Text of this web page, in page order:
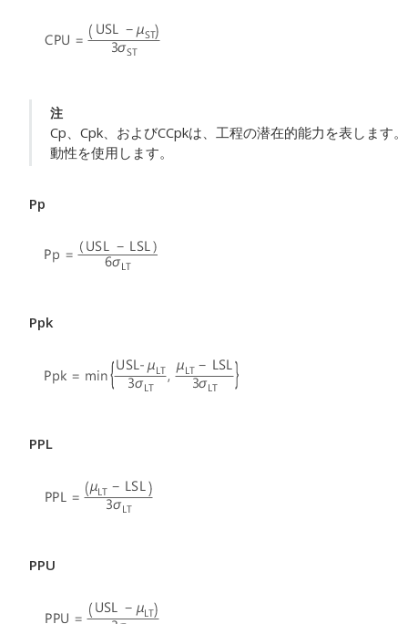
注
Cp、Cpk、およびCCpkは、工程の潜在的能力を表します
動性を使用します。
Pp
Ppk
PPL
PPU